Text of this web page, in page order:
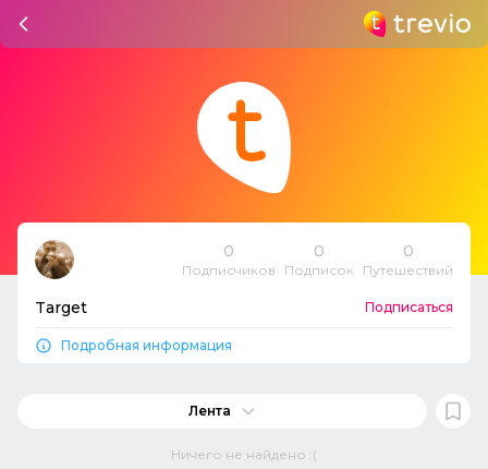
0
Подписчиков
0
Подписок
0
Путешествий
Target Подписаться
Подробная информация
Лента
Ничего не найдено :(